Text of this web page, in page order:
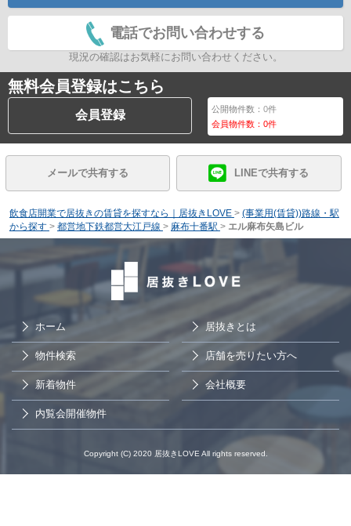
電話でお問い合わせする
現況の確認はお気軽にお問い合わせください。
無料会員登録はこちら
会員登録 公開物件数：0件
会員物件数：0件
メールで共有する LINEで共有する
飲食店開業で居抜きの賃貸を探すなら｜居抜きLOVE > (事業用(賃貸))路線・駅
から探す > 都営地下鉄都営大江戸線 > 麻布十番駅 > エル麻布矢島ビル
ホーム 居抜きとは
物件検索 店舗を売りたい方へ
新着物件 会社概要
内覧会開催物件
Copyright (C) 2020 居抜きLOVE All rights reserved.